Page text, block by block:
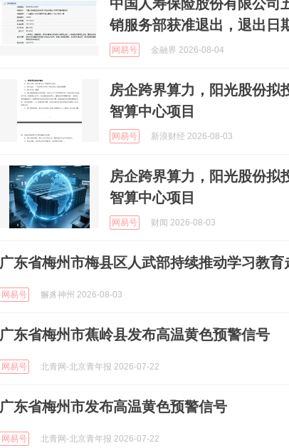
中国人寿保险股份有限公司
销服务部获准退出，退出日
网易号 金融界 2026-08-04
房企跨界算力，阳光股份拟
智算中心项目
网易号 新浪财经 2026-08-03
房企跨界算力，阳光股份拟
智算中心项目
网易号 财闻 2026-08-03
广东省梅州市梅县区人武部持续推动学习教
网易号 獬豸神州 2026-08-03
广东省梅州市蕉岭县发布高温黄色预警信号
网易号 北青网-北京青年报 2026-07-22
广东省梅州市发布高温黄色预警信号
网易号 北青网-北京青年报 2026-07-22